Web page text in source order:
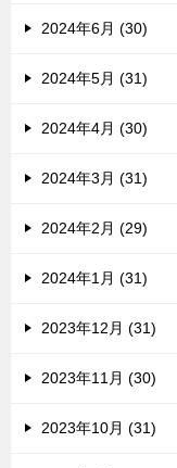
2024年6月 (30)
2024年5月 (31)
2024年4月 (30)
2024年3月 (31)
2024年2月 (29)
2024年1月 (31)
2023年12月 (31)
2023年11月 (30)
2023年10月 (31)